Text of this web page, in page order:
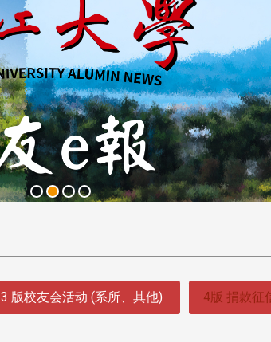
3 版校友会活动 (系所、其他) 4版 捐款征